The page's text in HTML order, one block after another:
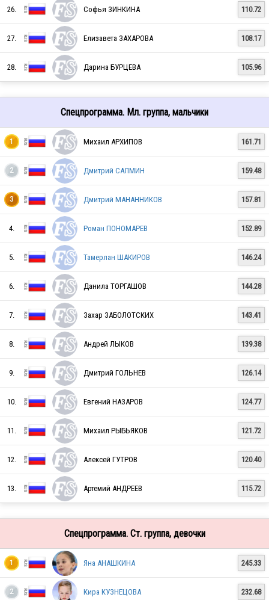
RUS
RUS
RUS
RUS
RUS
RUS
RUS
RUS
RUS
26. Софья ЗИНКИНА 110.72
27. Елизавета ЗАХАРОВА 108.17
28. Дарина БУРЦЕВА 105.96
Спецпрограмма. Мл. группа, мальчики
1 Михаил АРХИПОВ 161.71
2 Дмитрий САЛМИН 159.48
3 Дмитрий МАНАННИКОВ 157.81
4. Роман ПОНОМАРЕВ 152.89
5. Тамерлан ШАКИРОВ 146.24
6. Данила ТОРГАШОВ 144.28
7. Захар ЗАБОЛОТСКИХ 143.41
8. Андрей ЛЫКОВ 139.38
9. Дмитрий ГОЛЬНЕВ 126.14
10. Евгений НАЗАРОВ 124.77
11. Михаил РЫБЬЯКОВ 121.72
12. Алексей ГУТРОВ 120.40
13. Артемий АНДРЕЕВ 115.72
Спецпрограмма. Ст. группа, девочки
1 Яна АНАШКИНА 245.33
2 Кира КУЗНЕЦОВА 232.68